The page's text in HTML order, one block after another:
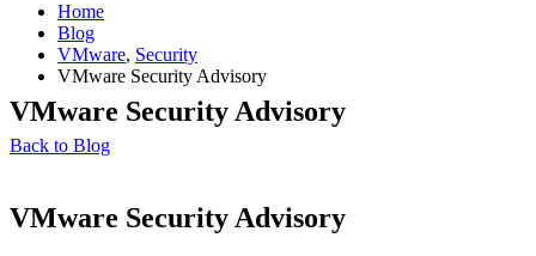
Home
Blog
VMware, Security
VMware Security Advisory
VMware Security Advisory
Back to Blog
VMware Security Advisory